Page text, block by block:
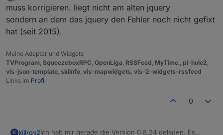
Offline
muss korrigieren. liegt nicht am alten jquery
sondern an dem das jquery den Fehler noch nicht gefixt
hat (seit 2015).
Meine Adapter und Widgets
TVProgram, SqueezeboxRPC, OpenLiga, RSSFeed, MyTime,, pi-hole2,
vis-json-template, skiinfo, vis-mapwidgets, vis-2-widgets-rssfeed
Links im Profil
0
K killroy2Ich hab mir gerade die Version 0.8.24 geladen. Es